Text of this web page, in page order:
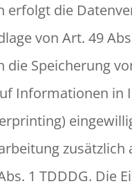
erfolgt die
von Art. 49
die Speicherung
Informationen in
zusätzlich
1 TDDDG. Die